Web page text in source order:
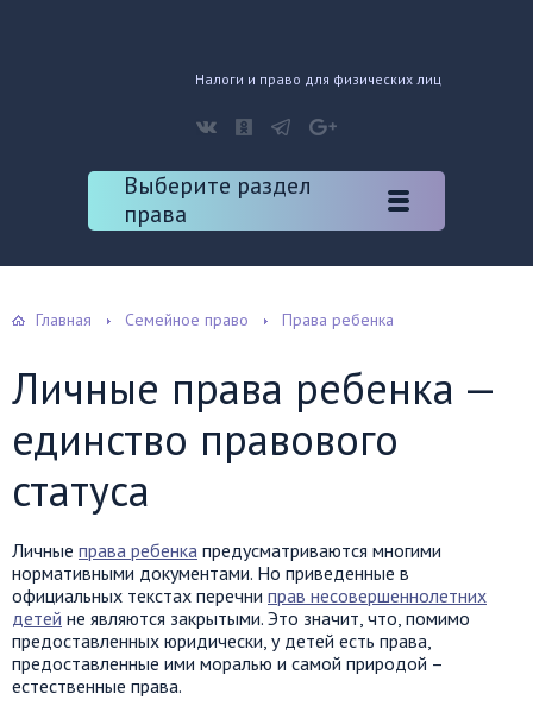
Налоги и право для физических лиц
Выберите раздел
права
Главная Семейное право Права ребенка
Личные права ребенка —
единство правового
статуса
Личные права ребенка предусматриваются многими
нормативными документами. Но приведенные в
официальных текстах перечни прав несовершеннолетних
детей не являются закрытыми. Это значит, что, помимо
предоставленных юридически, у детей есть права,
предоставленные ими моралью и самой природой –
естественные права.